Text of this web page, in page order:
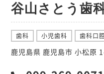
谷山さとう歯
歯科 小児歯科 歯科口
鹿児島県 鹿児島市 小松原